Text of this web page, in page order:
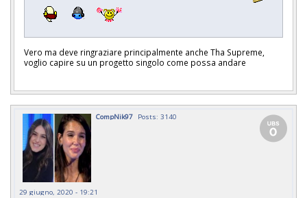
Vero ma deve ringraziare principalmente anche Tha Supreme,
voglio capire su un progetto singolo come possa andare
CompNik97 Posts: 3140
29 giugno, 2020 - 19:21